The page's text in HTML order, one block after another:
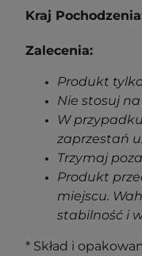
Kraj
Zalecenia:
Produkt
Nie stosuj na
W
zaprzestań
Trzymaj
Produkt
miejscu.
stabilność i
* Skład i